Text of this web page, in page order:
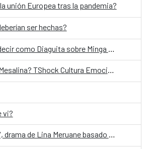
unión Europea tras la pandemia?
ser hechas?
¿Quién matará a Mesalina? TShock Cultura Emocional- ESP (Entrada liberada)
vi?
'Esa cosa animal', drama de Lina Meruane basado en su ensayo 'Contra los hijos'